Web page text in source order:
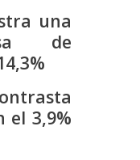
una
de
el 3,9%